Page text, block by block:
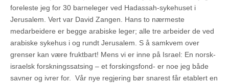
foreleste jeg for 30 barneleger ved Hadassah-sykehuset i
Jerusalem. Vert var David Zangen. Hans to nærmeste
medarbeidere er begge arabiske leger; alle tre arbeider de ved
arabiske sykehus i og rundt Jerusalem. S å samkvem over
grenser kan være fruktbart! Mens vi er inne på Israel: En norsk-
israelsk forskningssatsing – et forskingsfond- er noe jeg både
savner og ivrer for. Vår nye regjering bør snarest får etablert en